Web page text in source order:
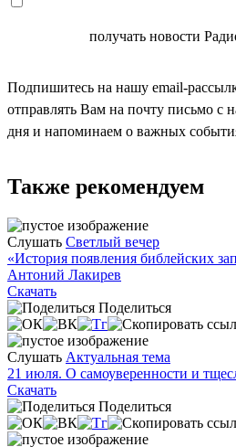
получать новости
Подпишитесь на нашу email-
отправлять Вам на почту письмо с
дня и напоминаем о важных
Также рекомендуем
Слушать Светлый вечер
«История появления библейских
Антоний Лакирев
Скачать
Поделиться
Слушать Актуальная тема
21 июля. О самоуверенности и
Скачать
Поделиться